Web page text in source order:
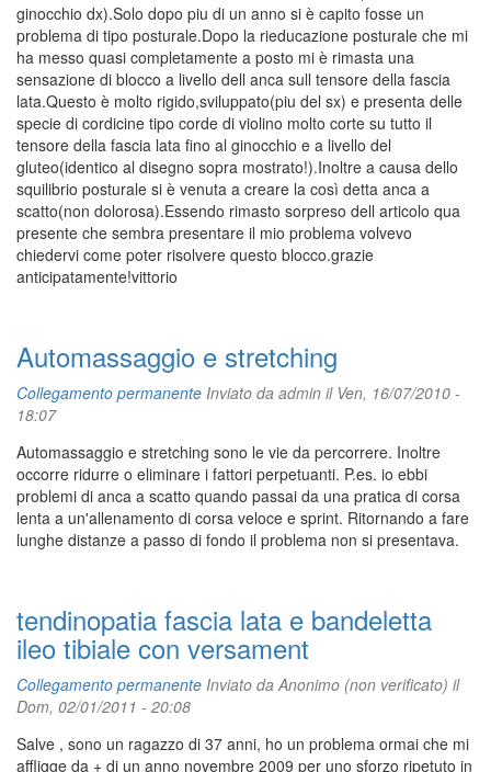
ginocchio dx).Solo dopo piu di un anno si è capito fosse un
problema di tipo posturale.Dopo la rieducazione posturale che mi
ha messo quasi completamente a posto mi è rimasta una
sensazione di blocco a livello dell anca sull tensore della fascia
lata.Questo è molto rigido,sviluppato(piu del sx) e presenta delle
specie di cordicine tipo corde di violino molto corte su tutto il
tensore della fascia lata fino al ginocchio e a livello del
gluteo(identico al disegno sopra mostrato!).Inoltre a causa dello
squilibrio posturale si è venuta a creare la così detta anca a
scatto(non dolorosa).Essendo rimasto sorpreso dell articolo qua
presente che sembra presentare il mio problema volvevo
chiedervi come poter risolvere questo blocco.grazie
anticipatamente!vittorio
Automassaggio e stretching
Collegamento permanente Inviato da admin il Ven, 16/07/2010 -
18:07
Automassaggio e stretching sono le vie da percorrere. Inoltre
occorre ridurre o eliminare i fattori perpetuanti. P.es. io ebbi
problemi di anca a scatto quando passai da una pratica di corsa
lenta a un'allenamento di corsa veloce e sprint. Ritornando a fare
lunghe distanze a passo di fondo il problema non si presentava.
tendinopatia fascia lata e bandeletta
ileo tibiale con versament
Collegamento permanente Inviato daAnonimo (non verificato) il
Dom, 02/01/2011 - 20:08
Salve , sono un ragazzo di 37 anni, ho un problema ormai che mi
affligge da + di un anno novembre 2009 per uno sforzo ripetuto in